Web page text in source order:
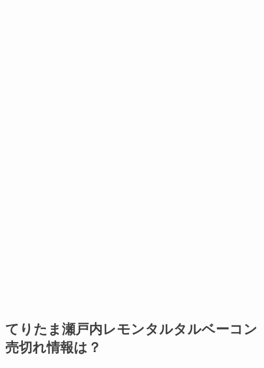
てりたま瀬戸内レモンタルタルベーコン
売切れ情報は？